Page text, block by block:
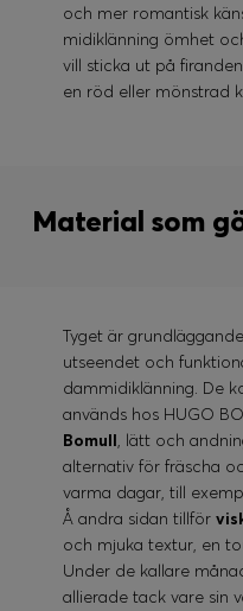
och mer romantisk
midiklänning ömhet
vill sticka ut på
en röd eller mönstrad
Material som
Tyget är
utseendet och
dammidiklänning. De
används hos HUGO
Bomull, lätt och
alternativ för fräscha
varma dagar, till
Å andra sidan tillför
och mjuka textur, en
Under de kallare
allierade tack vare sin